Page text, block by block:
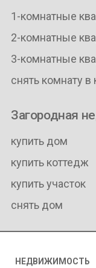
1-комнатные
2-комнатные
3-комнатные
снять комнату в
Загородная
купить дом
купить коттедж
купить участок
снять дом
НЕДВИЖИМОСТЬ